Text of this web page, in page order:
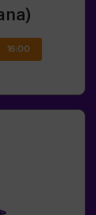
16:00